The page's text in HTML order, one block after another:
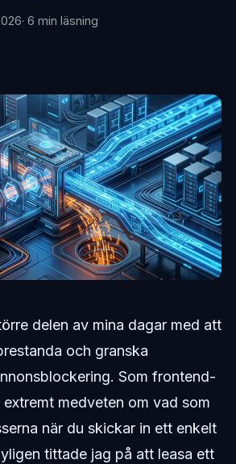
· 6 min läsning
delen av mina dagar med att
och granska
Som frontend-
medveten om vad som
när du skickar in ett enkelt
tittade jag på att leasa ett